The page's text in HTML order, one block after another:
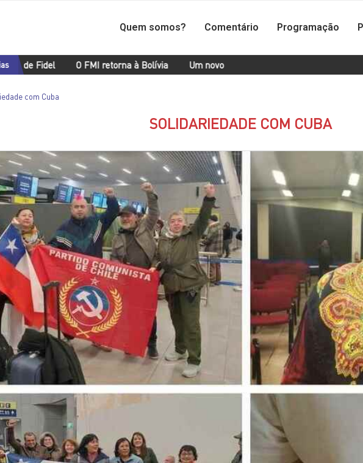
O FMI retorna à Bolívia Um novo carregamento de ajuda humanitária parte da Itália
Quem somos? Comentário Programação
com Cuba
SOLIDARIEDADE COM CUBA